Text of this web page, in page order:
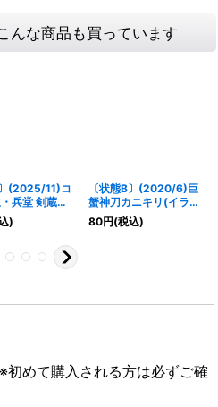
んな商品も買っています
〕(2025/11)コ
兵堂 剣蔵
06}《緑》
)
〔状態B〕(2020/6)巨
蟹神刀カニキリ(イラス
ト違い)【R】{BS49-
081}《緑》
80円(税込)
※初めて購入される方は必ずご確